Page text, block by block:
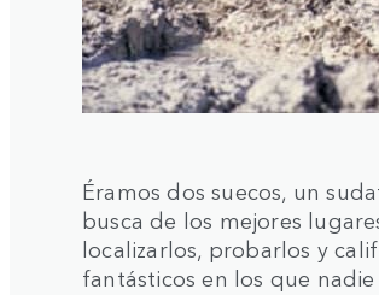
Éramos dos suecos, un
busca de los mejores
localizarlos, probarlos y
fantásticos en los que